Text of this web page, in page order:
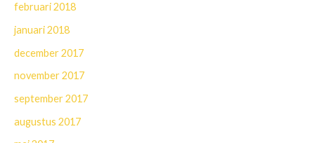
februari 2018
januari 2018
december 2017
november 2017
september 2017
augustus 2017